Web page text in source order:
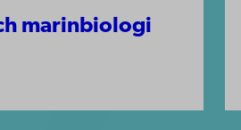
marinbiologi